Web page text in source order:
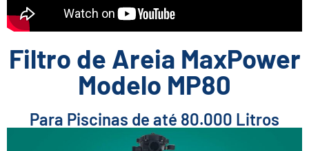
Filtro de Areia MaxPower
Modelo MP80
Para Piscinas de até 80.000 Litros